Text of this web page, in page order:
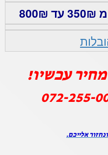
עכשיו!
072-255-
אלייכם.